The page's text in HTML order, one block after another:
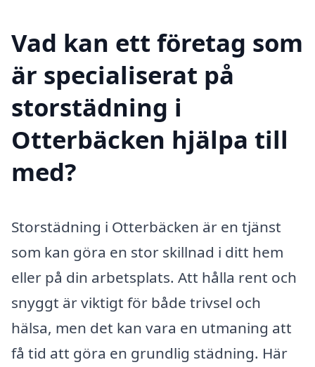
Vad kan ett företag som
är specialiserat på
storstädning i
Otterbäcken hjälpa till
med?
Storstädning i Otterbäcken är en tjänst
som kan göra en stor skillnad i ditt hem
eller på din arbetsplats. Att hålla rent och
snyggt är viktigt för både trivsel och
hälsa, men det kan vara en utmaning att
få tid att göra en grundlig städning. Här